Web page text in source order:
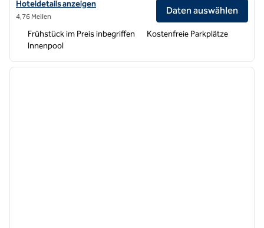
Hoteldetails für Hampton Inn Union City anzeigen
Hoteldetails anzeigen
4,76 Meilen
Daten auswählen
Frühstück im Preis inbegriffen
Kostenfreie Parkplätze
Innenpool
1 von 12